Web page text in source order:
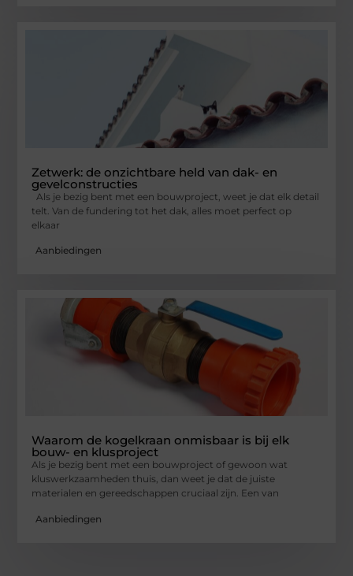
Zetwerk: de onzichtbare held van dak- en
gevelconstructies
Als je bezig bent met een bouwproject, weet je dat elk detail
telt. Van de fundering tot het dak, alles moet perfect op
elkaar
Aanbiedingen
Waarom de kogelkraan onmisbaar is bij elk
bouw- en klusproject
Als je bezig bent met een bouwproject of gewoon wat
kluswerkzaamheden thuis, dan weet je dat de juiste
materialen en gereedschappen cruciaal zijn. Een van
Aanbiedingen